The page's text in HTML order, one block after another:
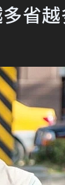
省